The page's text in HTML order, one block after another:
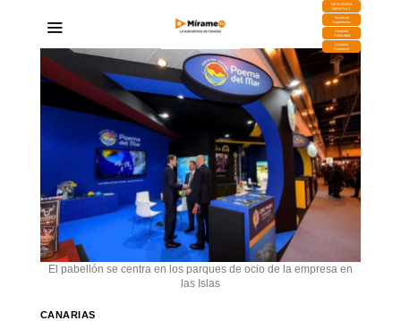
DESCARGA
MIRAPLAY
Buzón de
Sugerencias
Contratar
Publicidad
Contacto
Comercial
El pabellón se centra en los parques de ocio de la empresa en
las Islas
CANARIAS